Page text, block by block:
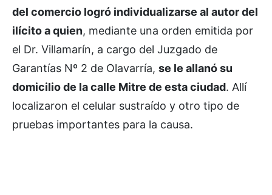
del comercio logró individualizarse al autor del
ilícito a quien, mediante una orden emitida por
el Dr. Villamarín, a cargo del Juzgado de
Garantías Nº 2 de Olavarría, se le allanó su
domicilio de la calle Mitre de esta ciudad. Allí
localizaron el celular sustraído y otro tipo de
pruebas importantes para la causa.